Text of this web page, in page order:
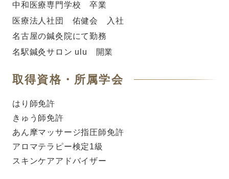
中和医療専門学校 卒業
医療法人社団 佑健会 入社
名古屋の鍼灸院にて勤務
名駅鍼灸サロン ulu 開業
取得資格・所属学会
はり師免許
きゅう師免許
あん摩マッサージ指圧師免許
アロマテラピー検定1級
スキンケアアドバイザー